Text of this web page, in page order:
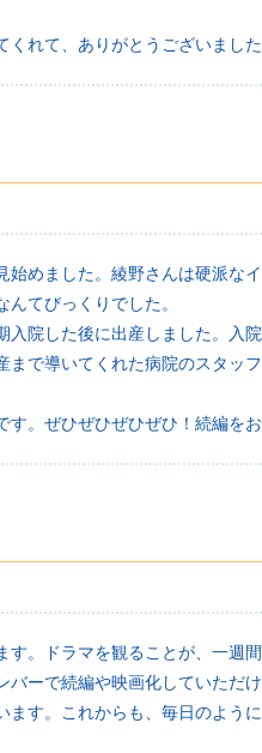
れて、ありがとうございました
始めました。綾野さんは硬派な
てびっくりでした。
入院した後に出産しました。入
で導いてくれた病院のスタッ
。ぜひぜひぜひぜひ！続編をお
す。ドラマを観ることが、一週
バーで続編や映画化していただ
ます。これからも、毎日のよう